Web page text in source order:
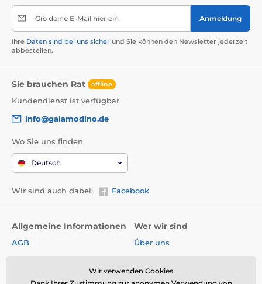
Gib deine E-Mail hier ein Anmeldung
Ihre Daten sind bei uns sicher und Sie können den Newsletter jederzeit
abbestellen.
Sie brauchen Rat offline
Kundendienst ist verfügbar
info@galamodino.de
Wo Sie uns finden
Deutsch
Wir sind auch dabei: Facebook
Allgemeine Informationen
AGB
Versand & Zahlungsarten
Wer wir sind
Über uns
Galamodino
Wir verwenden Cookies